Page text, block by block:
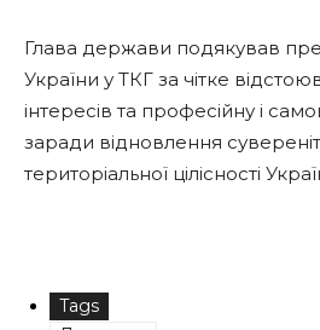
Глава держави подякував
України у ТКГ за чітке
інтересів та професійну і
заради відновлення
територіальної цілісності
Tags